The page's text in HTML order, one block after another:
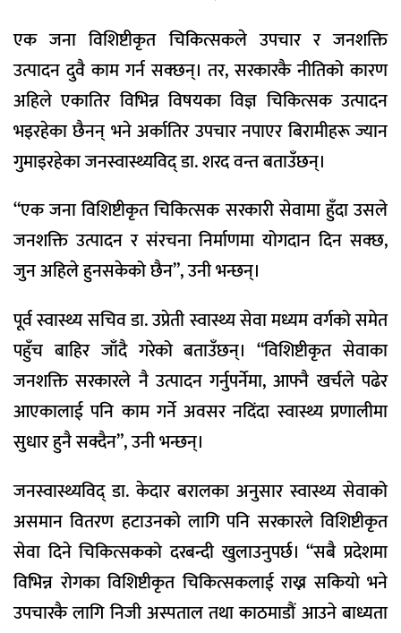
एक जना विशिष्टीकृत चिकित्सकले उपचार र जनशक्ति
उत्पादन दुवै काम गर्न सक्छन्। तर, सरकारकै नीतिको कारण
अहिले एकातिर विभिन्न विषयका विज्ञ चिकित्सक उत्पादन
भइरहेका छैनन् भने अर्कातिर उपचार नपाएर बिरामीहरू ज्यान
गुमाइरहेका जनस्वास्थ्यविद् डा. शरद वन्त बताउँछन्।
“एक जना विशिष्टीकृत चिकित्सक सरकारी सेवामा हुँदा उसले
जनशक्ति उत्पादन र संरचना निर्माणमा योगदान दिन सक्छ,
जुन अहिले हुनसकेको छैन”, उनी भन्छन्।
पूर्व स्वास्थ्य सचिव डा. उप्रेती स्वास्थ्य सेवा मध्यम वर्गको समेत
पहुँच बाहिर जाँदै गरेको बताउँछन्। “विशिष्टीकृत सेवाका
जनशक्ति सरकारले नै उत्पादन गर्नुपर्नेमा, आफ्नै खर्चले पढेर
आएकालाई पनि काम गर्ने अवसर नदिंदा स्वास्थ्य प्रणालीमा
सुधार हुनै सक्दैन”, उनी भन्छन्।
जनस्वास्थ्यविद् डा. केदार बरालका अनुसार स्वास्थ्य सेवाको
असमान वितरण हटाउनको लागि पनि सरकारले विशिष्टीकृत
सेवा दिने चिकित्सकको दरबन्दी खुलाउनुपर्छ। “सबै प्रदेशमा
विभिन्न रोगका विशिष्टीकृत चिकित्सकलाई राख्न सकियो भने
उपचारकै लागि निजी अस्पताल तथा काठमाडौं आउने बाध्यता